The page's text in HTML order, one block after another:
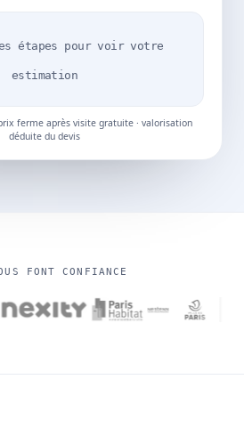
étapes pour voir votre
estimation
ferme après visite gratuite · valorisation
déduite du devis
FONT CONFIANCE